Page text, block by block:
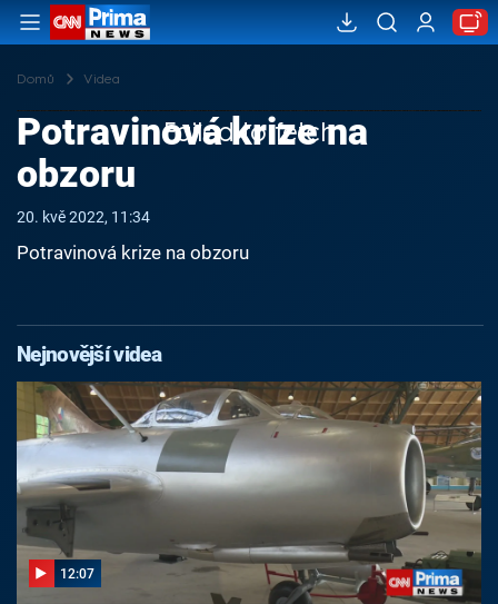
Domů Videa
Failed to fetch
Potravinová krize na
obzoru
20. kvě 2022, 11:34
Potravinová krize na obzoru
Nejnovější videa
12:07